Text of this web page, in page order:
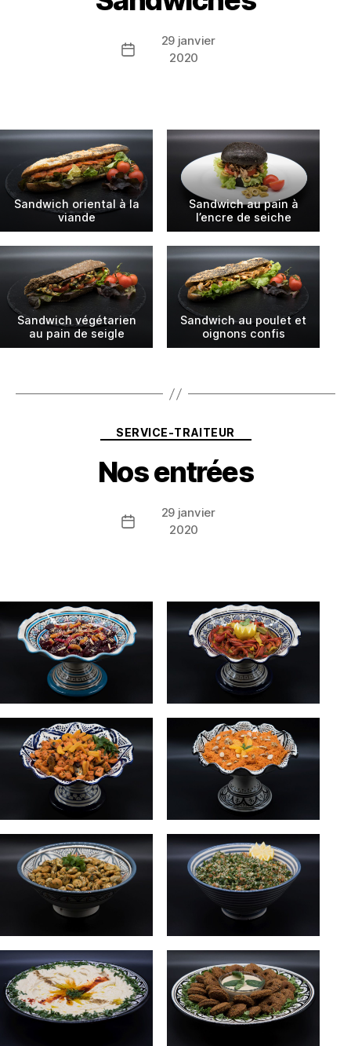
Date
29 janvier
2020
Sandwich oriental à la
viande
Sandwich au pain à
l’encre de seiche
Sandwich végétarien
au pain de seigle
Sandwich au poulet et
oignons confis
Catégories
SERVICE-TRAITEUR
Nos entrées
Date
29 janvier
2020